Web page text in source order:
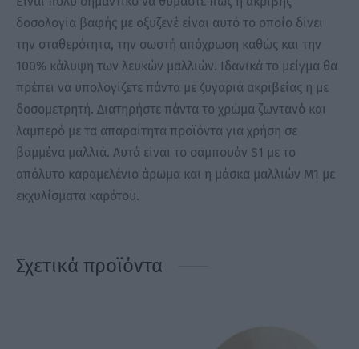
δοσολογία βαφής με οξυζενέ είναι αυτό το οποίο δίνει
την σταθερότητα, την σωστή απόχρωση καθώς και την
100% κάλυψη των λευκών μαλλιών. Ιδανικά το μείγμα θα
πρέπει να υπολογίζετε πάντα με ζυγαριά ακριβείας η με
δοσομετρητή. Διατηρήστε πάντα το χρώμα ζωντανό και
λαμπερό με τα απαραίτητα προϊόντα για χρήση σε
βαμμένα μαλλιά. Αυτά είναι το σαμπουάν S1 με το
απόλυτο καραμελένιο άρωμα και η μάσκα μαλλιών Μ1 με
εκχυλίσματα καρότου.
Σχετικά προϊόντα